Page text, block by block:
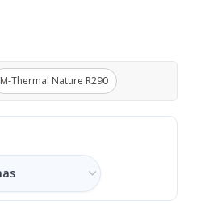
M‑Thermal Nature R290